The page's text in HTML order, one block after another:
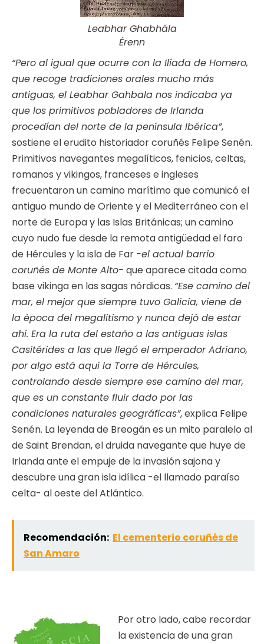
Leabhar Ghabhála
Érenn
“Pero al igual que ocurre con la Ilíada de Homero,
que recoge tradiciones orales mucho más
antiguas, el Leabhar Gahbala nos indicaba ya
que los primitivos pobladores de Irlanda
procedían del norte de la península Ibérica”,
sostiene el erudito historiador coruñés Felipe Senén.
Primitivos navegantes megalíticos, fenicios, celtas,
romanos y vikingos, franceses e ingleses
frecuentaron un camino marítimo que comunicó el
antiguo mundo de Oriente y el Mediterráneo con el
norte de Europa y las Islas Británicas; un camino
cuyo nudo fue desde la remota antigüedad el faro
de Hércules y la isla de Far -el actual barrio
coruñés de Monte Alto- que aparece citada como
base vikinga en las sagas nórdicas. “Ese camino del
mar, el mejor que siempre tuvo Galicia, viene de
la época del megalitismo y nunca dejó de estar
ahí. Era la ruta del estaño a las antiguas islas
Casitérides a las que llegó el emperador Adriano,
por algo está aquí la Torre de Hércules,
controlando desde siempre ese camino del mar,
que es un constante fluir dado por las
condiciones naturales geográficas”, explica Felipe
Senén. La leyenda de Breogán es un mito paralelo al
de Saint Brendan, el druida navegante que huye de
Irlanda ante el empuje de la invasión sajona y
descubre una gran isla idílica -el llamado paraíso
celta- al oeste del Atlántico.
Recomendación: El cementerio coruñés de
San Amaro
Por otro lado, cabe recordar
la existencia de una gran